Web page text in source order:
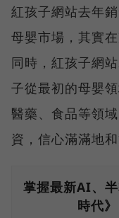
紅孩子網站去年
母嬰市場，其實
同時，紅孩子網
子從最初的母嬰
醫藥、食品等領
資，信心滿滿地和
掌握最新AI、
時代